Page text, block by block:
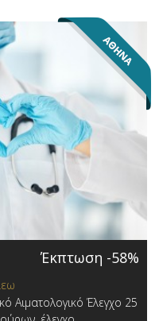
Έκπτωση -58%
Αιματολογικό Έλεγχο 25